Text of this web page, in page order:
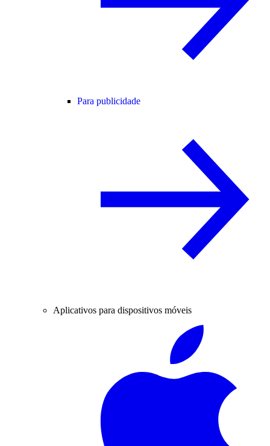
Para publicidade
Aplicativos para dispositivos móveis